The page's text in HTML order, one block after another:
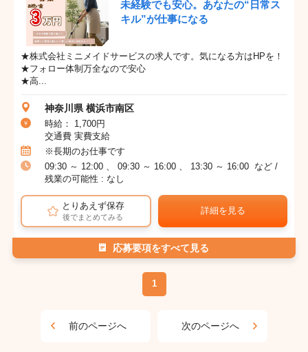
未経験でも安心。あなたの“日常ス
キル”が仕事になる
★株式会社ミニメイドサービスの求人です。気になる方はHPを！
★フォロー体制万全なので安心
★高...
神奈川県 横浜市南区
時給： 1,700円
交通費 実費支給
※長期のお仕事です
09:30 ～ 12:00 、 09:30 ～ 16:00 、 13:30 ～ 16:00 など /
残業の可能性 : なし
とりあえず保存
後でまとめてみる
詳細を見る
応募要項をすべて見る
1
前のページへ 次のページへ